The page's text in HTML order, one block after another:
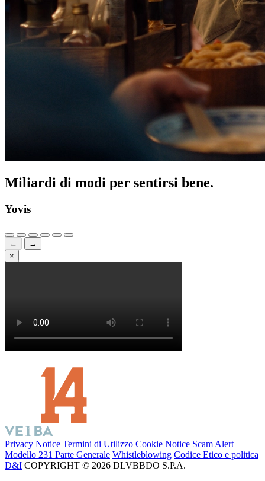
Miliardi di modi per sentirsi bene.
Yovis
←
→
×
Privacy Notice Termini di Utilizzo Cookie Notice Scam Alert
Modello 231 Parte Generale Whistleblowing Codice Etico e politica
D&I COPYRIGHT © 2026 DLVBBDO S.P.A.